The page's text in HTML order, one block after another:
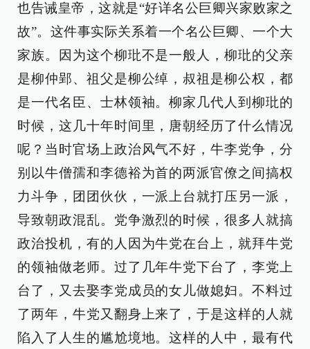
也告诫皇帝，这就是“好详名公巨卿兴家败家之
故”。这件事实际关系着一个名公巨卿、一个大
家族。因为这个柳玭不是一般人，柳玭的父亲
是柳仲郢、祖父是柳公绰，叔祖是柳公权，都
是一代名臣、士林领袖。柳家几代人到柳玭的
时候，这几十年时间里，唐朝经历了什么情况
呢？当时官场上政治风气不好，牛李党争，分
别以牛僧孺和李德裕为首的两派官僚之间搞权
力斗争，团团伙伙，一派上台就打压另一派，
导致朝政混乱。党争激烈的时候，很多人就搞
政治投机，有的人因为牛党在台上，就拜牛党
的领袖做老师。过了几年牛党下台了，李党上
台了，又去娶李党成员的女儿做媳妇。不料过
了两年，牛党又翻身上来了，于是这样的人就
陷入了人生的尴尬境地。这样的人中，最有代